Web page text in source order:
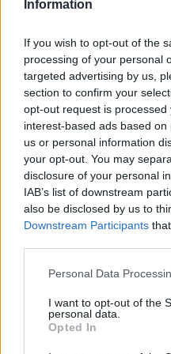
Information
If you wish to opt-out of the
processing of your personal
targeted advertising by us,
section to confirm your
opt-out request is
interest-based ads based
us or personal information
your opt-out. You may
disclosure of your personal
IAB’s list of downstream
also be disclosed by us to
Downstream Participants
Personal Data
I want to opt-out of the
personal data.
Opted In
Hendrickson nyerte
döntőjében az olimpiai
MMA karrier előtt álló,
már idén.
RAF 02: Dake vs Makoev
meg a következő gála a
nézővel; a gálát továbbra
rendezvényen csak
pontokból itt sem volt
össze a 10 meccsen a
megtörtént az első
aki az amerikai női
RAF 03: Mendes vs
szolgált a következő